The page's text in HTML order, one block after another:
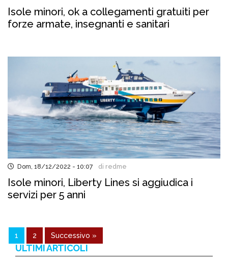
Isole minori, ok a collegamenti gratuiti per
forze armate, insegnanti e sanitari
Dom, 18/12/2022 - 10:07 di redme
Isole minori, Liberty Lines si aggiudica i
servizi per 5 anni
1 2 Successivo »
ULTIMI ARTICOLI